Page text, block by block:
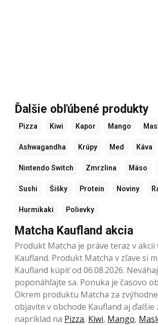
Ďalšie obľúbené produkty
Pizza Kiwi Kapor Mango
Ashwagandha Krúpy Med Káva
Nintendo Switch Zmrzlina Mäso
Sushi Šišky Protein Noviny
Hurmikaki Polievky
Matcha Kaufland akcia
Produkt Matcha je práve teraz v akcii
Kaufland. Produkt Matcha v zľave si
Kaufland kúpiť od 06.08.2026.
poponáhľajte sa. Ponuka je časovo
Okrem produktu Matcha za
objavíte v obchode Kaufland aj ďalšie
napríklad na Pizza, Kiwi, Mango,